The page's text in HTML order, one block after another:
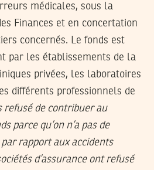
médicales, sous la
Finances et en concertation
concernés. Le fonds est
par les établissements de la
privées, les laboratoires
différents professionnels de
refusé de contribuer au
parce qu’on n’a pas de
rapport aux accidents
d’assurance ont refusé